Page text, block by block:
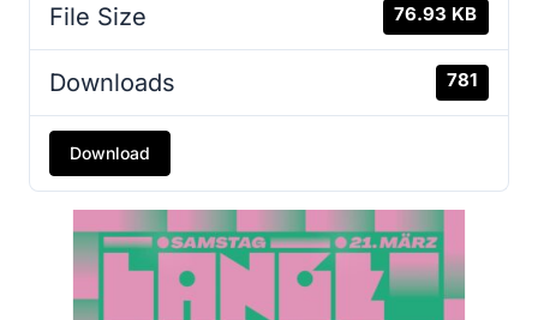
File Size 76.93 KB
Downloads 781
Download